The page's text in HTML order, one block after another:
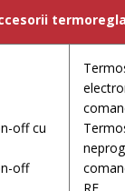
off cu
off